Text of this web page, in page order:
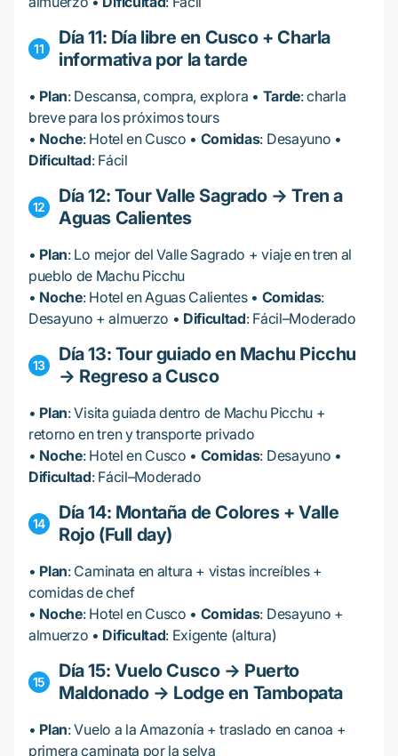
Día 11: Día libre en Cusco + Charla
informativa por la tarde
• Plan: Descansa, compra, explora • Tarde: charla
breve para los próximos tours
• Noche: Hotel en Cusco • Comidas: Desayuno •
Dificultad: Fácil
Día 12: Tour Valle Sagrado → Tren a
Aguas Calientes
• Plan: Lo mejor del Valle Sagrado + viaje en tren al
pueblo de Machu Picchu
• Noche: Hotel en Aguas Calientes • Comidas:
Desayuno + almuerzo • Dificultad: Fácil–Moderado
Día 13: Tour guiado en Machu Picchu
→ Regreso a Cusco
• Plan: Visita guiada dentro de Machu Picchu +
retorno en tren y transporte privado
• Noche: Hotel en Cusco • Comidas: Desayuno •
Dificultad: Fácil–Moderado
Día 14: Montaña de Colores + Valle
Rojo (Full day)
• Plan: Caminata en altura + vistas increíbles +
comidas de chef
• Noche: Hotel en Cusco • Comidas: Desayuno +
almuerzo • Dificultad: Exigente (altura)
Día 15: Vuelo Cusco → Puerto
Maldonado → Lodge en Tambopata
• Plan: Vuelo a la Amazonía + traslado en canoa +
primera caminata por la selva